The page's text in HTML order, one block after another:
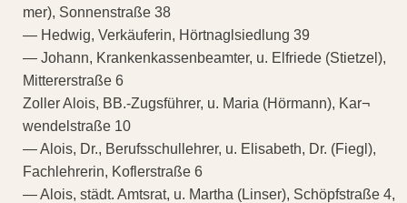
mer), Sonnenstraße 38
— Hedwig, Verkäuferin, Hörtnaglsiedlung 39
— Johann, Krankenkassenbeamter, u. Elfriede (Stietzel),
Mittererstraße 6
Zoller Alois, BB.-Zugsführer, u. Maria (Hörmann), Kar¬
wendelstraße 10
— Alois, Dr., Berufsschullehrer, u. Elisabeth, Dr. (Fiegl),
Fachlehrerin, Koflerstraße 6
— Alois, städt. Amtsrat, u. Martha (Linser), Schöpfstraße 4,